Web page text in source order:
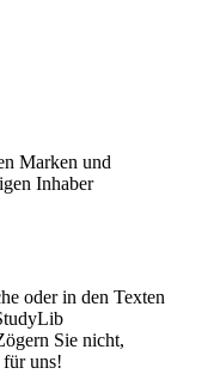
Marken und
Inhaber
oder in den Texten
Sie nicht,
für uns!